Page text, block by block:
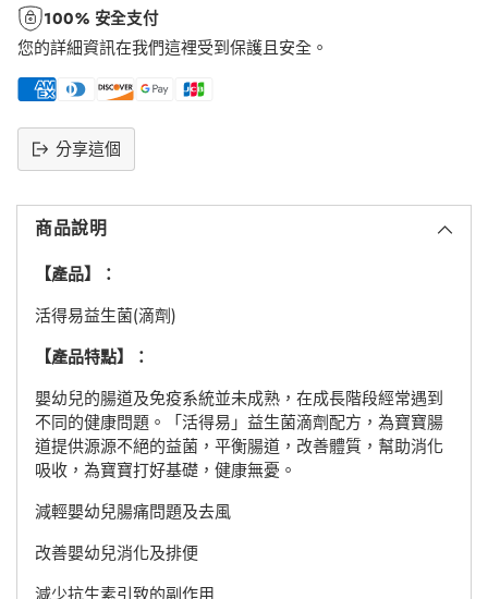
100% 安全支付
您的詳細資訊在我們這裡受到保護且安全。
分享這個
產
商品說明
【產品】：
活得易益生菌(滴劑)
【產品特點】：
嬰幼兒的腸道及免疫系統並未成熟，在成長階段經常遇到
不同的健康問題。「活得易」益生菌滴劑配方，為寶寶腸
道提供源源不絕的益菌，平衡腸道，改善體質，幫助消化
吸收，為寶寶打好基礎，健康無憂。
減輕嬰幼兒腸痛問題及去風
改善嬰幼兒消化及排便